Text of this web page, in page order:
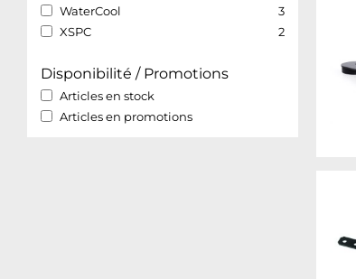
WaterCool
3
XSPC
2
Disponibilité / Promotions
Articles en stock
Articles en promotions